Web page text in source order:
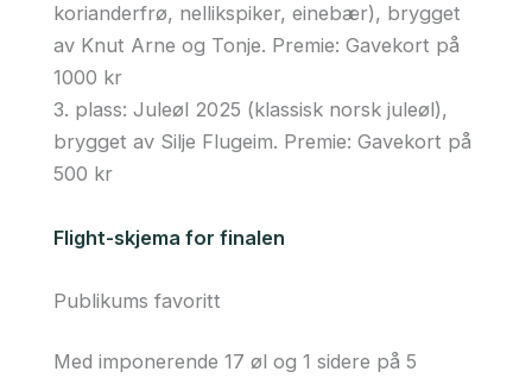
korianderfrø, nellikspiker, einebær), brygget
av Knut Arne og Tonje. Premie: Gavekort på
1000 kr
3. plass: Juleøl 2025 (klassisk norsk juleøl),
brygget av Silje Flugeim. Premie: Gavekort på
500 kr
Flight-skjema for finalen
Publikums favoritt
Med imponerende 17 øl og 1 sidere på 5